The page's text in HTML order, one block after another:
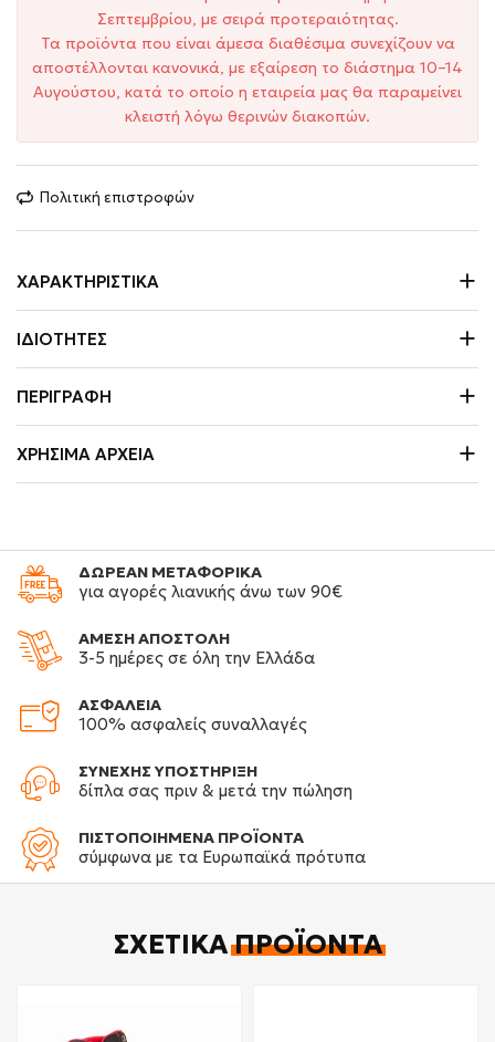
Σεπτεμβρίου, με σειρά προτεραιότητας.
Τα προϊόντα που είναι άμεσα διαθέσιμα συνεχίζουν να
αποστέλλονται κανονικά, με εξαίρεση το διάστημα 10–14
Αυγούστου, κατά το οποίο η εταιρεία μας θα παραμείνει
κλειστή λόγω θερινών διακοπών.
Πολιτική επιστροφών
ΧΑΡΑΚΤΗΡΙΣΤΙΚΆ
ΙΔΙΌΤΗΤΕΣ
ΠΕΡΙΓΡΑΦΉ
ΧΡΉΣΙΜΑ ΑΡΧΕΊΑ
ΔΩΡΕΑΝ ΜΕΤΑΦΟΡΙΚΑ
για αγορές λιανικής άνω των 90€
ΑΜΕΣΗ ΑΠΟΣΤΟΛΗ
3-5 ημέρες σε όλη την Ελλάδα
ΑΣΦΑΛΕΙΑ
100% ασφαλείς συναλλαγές
ΣΥΝΕΧΗΣ ΥΠΟΣΤΗΡΙΞΗ
δίπλα σας πριν & μετά την πώληση
ΠΙΣΤΟΠΟΙΗΜΕΝΑ ΠΡΟΪΟΝΤΑ
σύμφωνα με τα Ευρωπαϊκά πρότυπα
ΣΧΕΤΙΚΆΠΡΟΪΌΝΤΑ